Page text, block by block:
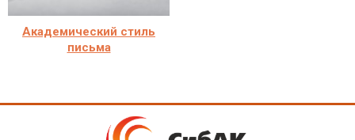
Академический стиль
письма